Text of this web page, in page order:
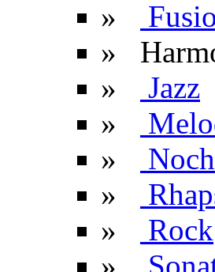
»
»
»
Jazz
»
»
»
»
Rock